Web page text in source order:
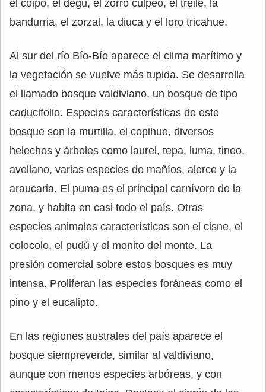
el coipo, el degú, el zorro culpeo, el treile, la
bandurria, el zorzal, la diuca y el loro tricahue.
Al sur del río Bío-Bío aparece el clima marítimo y
la vegetación se vuelve más tupida. Se desarrolla
el llamado bosque valdiviano, un bosque de tipo
caducifolio. Especies características de este
bosque son la murtilla, el copihue, diversos
helechos y árboles como laurel, tepa, luma, tineo,
avellano, varias especies de mañíos, alerce y la
araucaria. El puma es el principal carnívoro de la
zona, y habita en casi todo el país. Otras
especies animales características son el cisne, el
colocolo, el pudú y el monito del monte. La
presión comercial sobre estos bosques es muy
intensa. Proliferan las especies foráneas como el
pino y el eucalipto.
En las regiones australes del país aparece el
bosque siempreverde, similar al valdiviano,
aunque con menos especies arbóreas, y con